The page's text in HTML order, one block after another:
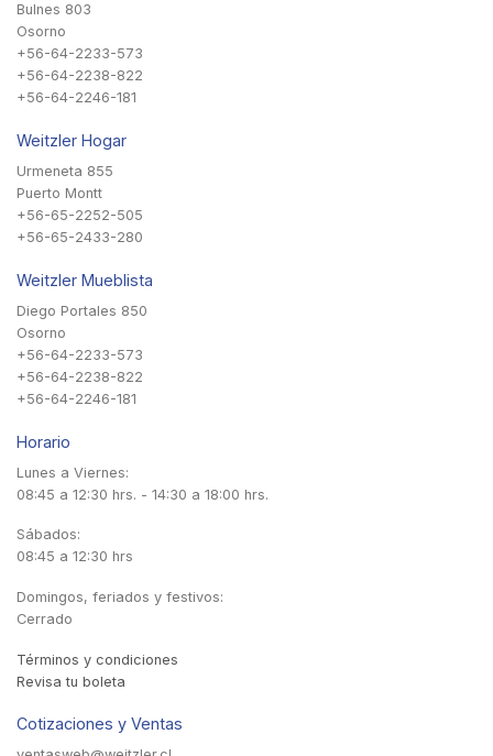
Bulnes 803
Osorno
+56-64-2233-573
+56-64-2238-822
+56-64-2246-181
Weitzler Hogar
Urmeneta 855
Puerto Montt
+56-65-2252-505
+56-65-2433-280
Weitzler Mueblista
Diego Portales 850
Osorno
+56-64-2233-573
+56-64-2238-822
+56-64-2246-181
Horario
Lunes a Viernes:
08:45 a 12:30 hrs. - 14:30 a 18:00 hrs.
Sábados:
08:45 a 12:30 hrs
Domingos, feriados y festivos:
Cerrado
Términos y condiciones
Revisa tu boleta
Cotizaciones y Ventas